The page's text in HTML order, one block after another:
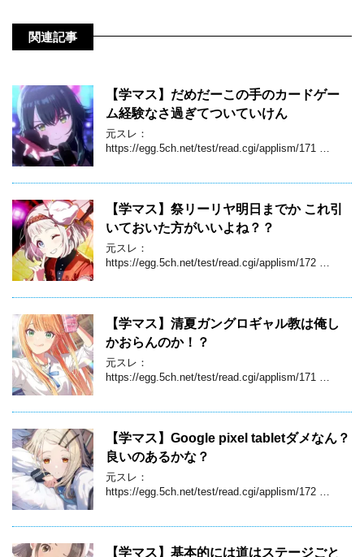
関連記事
【学マス】だめだーこの手のカードゲー
ム経験なさ過ぎてついていけん
元スレ：
https://egg.5ch.net/test/read.cgi/applism/171 …
【学マス】祭リーリヤ明日までか これ引
いておいた方がいいよね？？
元スレ：
https://egg.5ch.net/test/read.cgi/applism/172 …
【学マス】清夏ガングロギャル教は俺し
かおらんのか！？
元スレ：
https://egg.5ch.net/test/read.cgi/applism/171 …
【学マス】Google pixel tabletダメなん？
良いのあるかな？
元スレ：
https://egg.5ch.net/test/read.cgi/applism/172 …
【学マス】基本的には道はステージごと